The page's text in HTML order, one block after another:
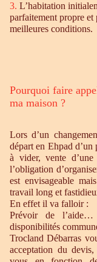
3. L’habitation
parfaitement propre et
meilleures conditions.
Pourquoi faire
ma maison ?
Lors d’un
départ en Ehpad d’un
à vider, vente
l’obligation
est envisageable
travail long et
En effet il va falloir :
Prévoir de
disponibilités
Trocland Débarras
acceptation du